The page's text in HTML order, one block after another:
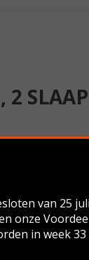
van 25
onze
in week